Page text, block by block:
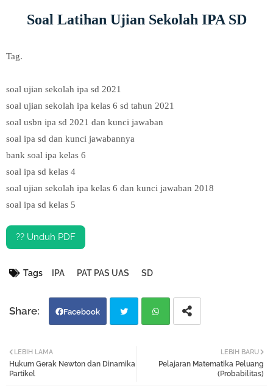
Soal Latihan Ujian Sekolah IPA SD
Tag.
soal ujian sekolah ipa sd 2021
soal ujian sekolah ipa kelas 6 sd tahun 2021
soal usbn ipa sd 2021 dan kunci jawaban
soal ipa sd dan kunci jawabannya
bank soal ipa kelas 6
soal ipa sd kelas 4
soal ujian sekolah ipa kelas 6 dan kunci jawaban 2018
soal ipa sd kelas 5
?? Unduh PDF
Tags IPA PAT PAS UAS SD
Facebook
tter atsa
LEBIH BARU
Pelajaran Matematika Peluang
(Probabilitas)
LEBIH LAMA
Hukum Gerak Newton dan Dinamika
Partikel